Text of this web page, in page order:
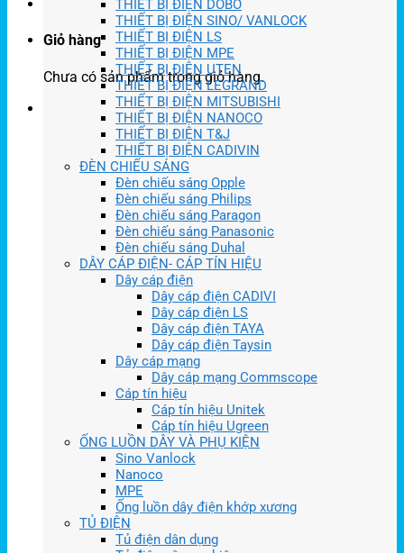
Giỏ hàng
Chưa có sản phẩm trong giỏ hàng.
THIẾT BỊ ĐIỆN DOBO
THIẾT BỊ ĐIỆN SINO/ VANLOCK
THIẾT BỊ ĐIỆN LS
THIẾT BỊ ĐIỆN MPE
THIẾT BỊ ĐIỆN UTEN
THIẾT BỊ ĐIỆN LEGRAND
THIẾT BỊ ĐIỆN MITSUBISHI
THIẾT BỊ ĐIỆN NANOCO
THIẾT BỊ ĐIỆN T&J
THIẾT BỊ ĐIỆN CADIVIN
ĐÈN CHIẾU SÁNG
Đèn chiếu sáng Opple
Đèn chiếu sáng Philips
Đèn chiếu sáng Paragon
Đèn chiếu sáng Panasonic
Đèn chiếu sáng Duhal
DÂY CÁP ĐIỆN- CÁP TÍN HIỆU
Dây cáp điện
Dây cáp điện CADIVI
Dây cáp điện LS
Dây cáp điện TAYA
Dây cáp điện Taysin
Dây cáp mạng
Dây cáp mạng Commscope
Cáp tín hiệu
Cáp tín hiệu Unitek
Cáp tín hiệu Ugreen
ỐNG LUỒN DÂY VÀ PHỤ KIỆN
Sino Vanlock
Nanoco
MPE
Ống luồn dây điện khớp xương
TỦ ĐIỆN
Tủ điện dân dụng